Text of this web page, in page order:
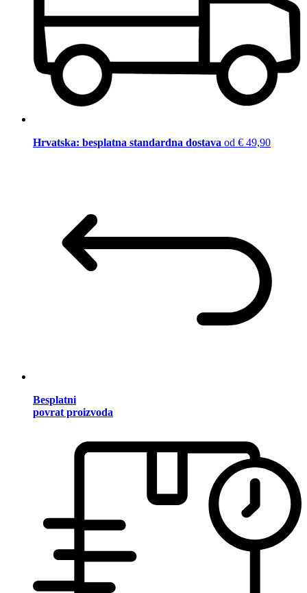
Hrvatska: besplatna standardna dostava od € 49,90
Besplatni
povrat proizvoda